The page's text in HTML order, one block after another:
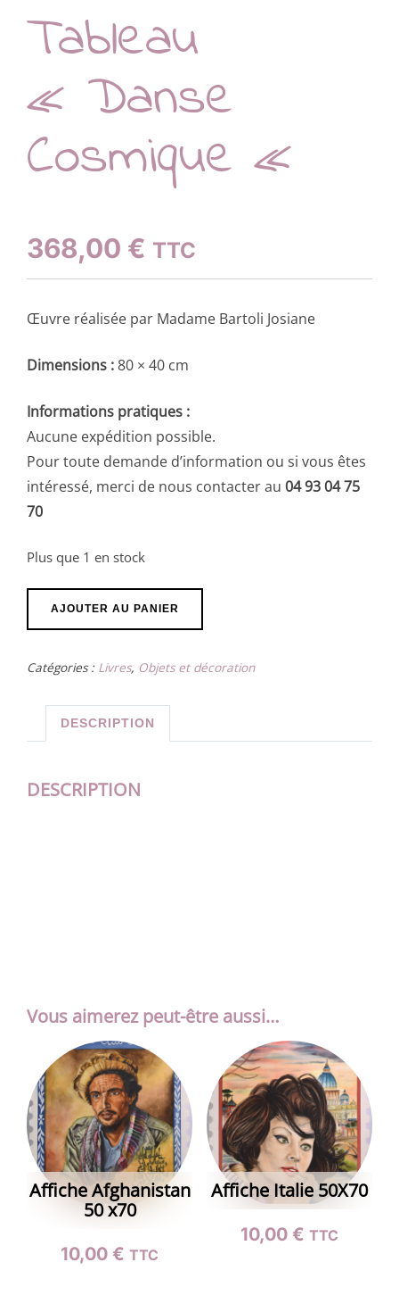
Tableau
« Danse
Cosmique «
368,00 € TTC
Œuvre réalisée par Madame Bartoli Josiane
Dimensions :80 × 40 cm
Informations pratiques :
Aucune expédition possible.
Pour toute demande d’information ou si vous êtes
intéressé, merci de nous contacter au 04 93 04 75
70
Plus que 1 en stock
quantité
de
"Danse
AJOUTER AU PANIER
Catégories : Livres, Objets et décoration
DESCRIPTION
DESCRIPTION
Vous aimerez peut-être aussi…
Affiche Afghanistan
50 x70
10,00€ TTC
Affiche Italie 50X70
10,00 € TTC